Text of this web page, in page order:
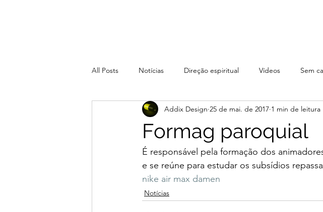
All Posts Notícias Direção espiritual Vídeos Sem
Formag paroquial
Addix Design 25 de mai. de 2017 1 min de leitura
É responsável pela formação dos
e se reúne para estudar os subsídios
nike air max damen
Notícias